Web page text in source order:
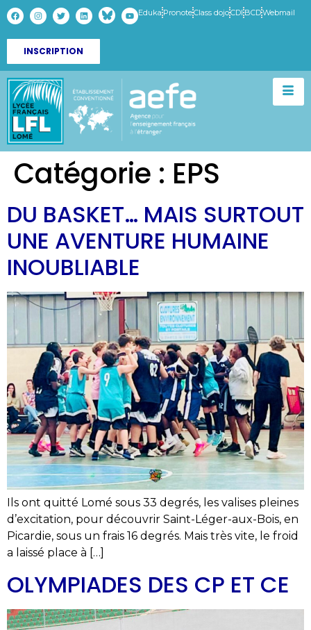
Eduka PronoteClass dojoCDI BCDWebmail
INSCRIPTION
Catégorie : EPS
DU BASKET… MAIS SURTOUT
UNE AVENTURE HUMAINE
INOUBLIABLE
Ils ont quitté Lomé sous 33 degrés, les valises pleines
d’excitation, pour découvrir Saint-Léger-aux-Bois, en
Picardie, sous un frais 16 degrés. Mais très vite, le froid
a laissé place à […]
OLYMPIADES DES CP ET CE